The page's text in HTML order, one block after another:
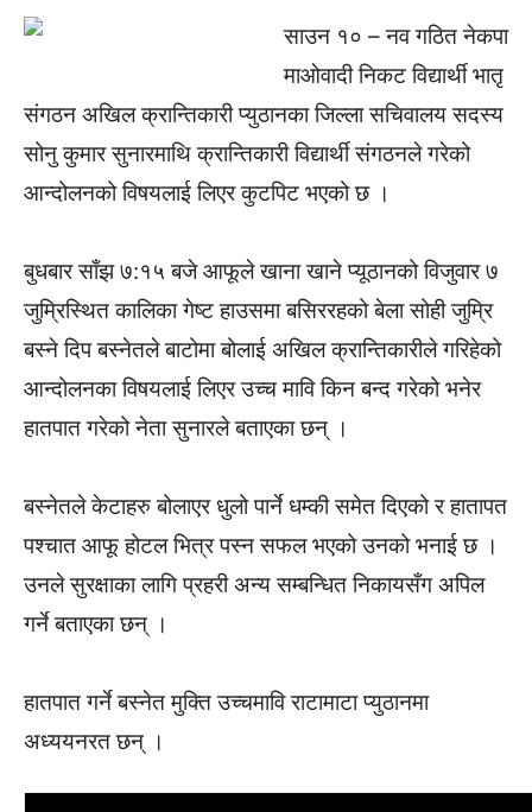
साउन १० – नव गठित नेकपा
माओवादी निकट विद्यार्थी भातृ
संगठन अखिल क्रान्तिकारी प्युठानका जिल्ला सचिवालय सदस्य
सोनु कुमार सुनारमाथि क्रान्तिकारी विद्यार्थी संगठनले गरेको
आन्दोलनको विषयलाई लिएर कुटपिट भएको छ ।
बुधबार साँझ ७:१५ बजे आफूले खाना खाने प्यूठानको विजुवार ७
जुम्रिस्थित कालिका गेष्ट हाउसमा बसिररहको बेला सोही जुम्रि
बस्ने दिप बस्नेतले बाटोमा बोलाई अखिल क्रान्तिकारीले गरिहेको
आन्दोलनका विषयलाई लिएर उच्च मावि किन बन्द गरेको भनेर
हातपात गरेको नेता सुनारले बताएका छन् ।
बस्नेतले केटाहरु बोलाएर धुलो पार्ने धम्की समेत दिएको र हातापत
पश्चात आफू होटल भित्र पस्न सफल भएको उनको भनाई छ ।
उनले सुरक्षाका लागि प्रहरी अन्य सम्बन्धित निकायसँग अपिल
गर्ने बताएका छन् ।
हातपात गर्ने बस्नेत मुक्ति उच्चमावि राटामाटा प्युठानमा
अध्ययनरत छन् ।